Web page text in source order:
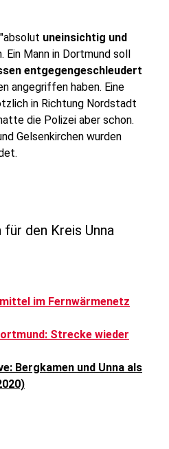
uneinsichtig und
Ein Mann in Dortmund soll
entgegengeschleudert
angegriffen haben. Eine
in Richtung Nordstadt
die Polizei aber schon.
Gelsenkirchen wurden
den Kreis Unna
im Fernwärmenetz
Strecke wieder
Bergkamen und Unna als